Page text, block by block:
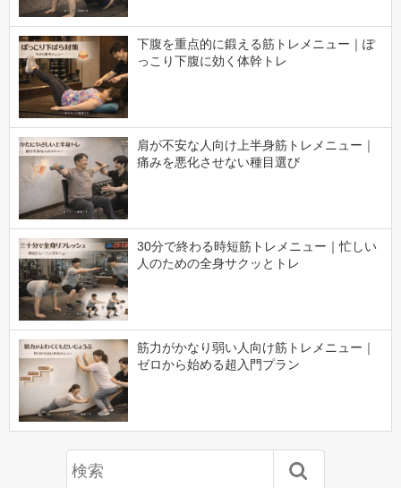
下腹を重点的に鍛える筋トレメニュー｜ぽ
っこり下腹に効く体幹トレ
肩が不安な人向け上半身筋トレメニュー｜
痛みを悪化させない種目選び
30分で終わる時短筋トレメニュー｜忙しい
人のための全身サクッとトレ
筋力がかなり弱い人向け筋トレメニュー｜
ゼロから始める超入門プラン